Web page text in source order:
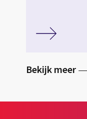
Bekijk meer